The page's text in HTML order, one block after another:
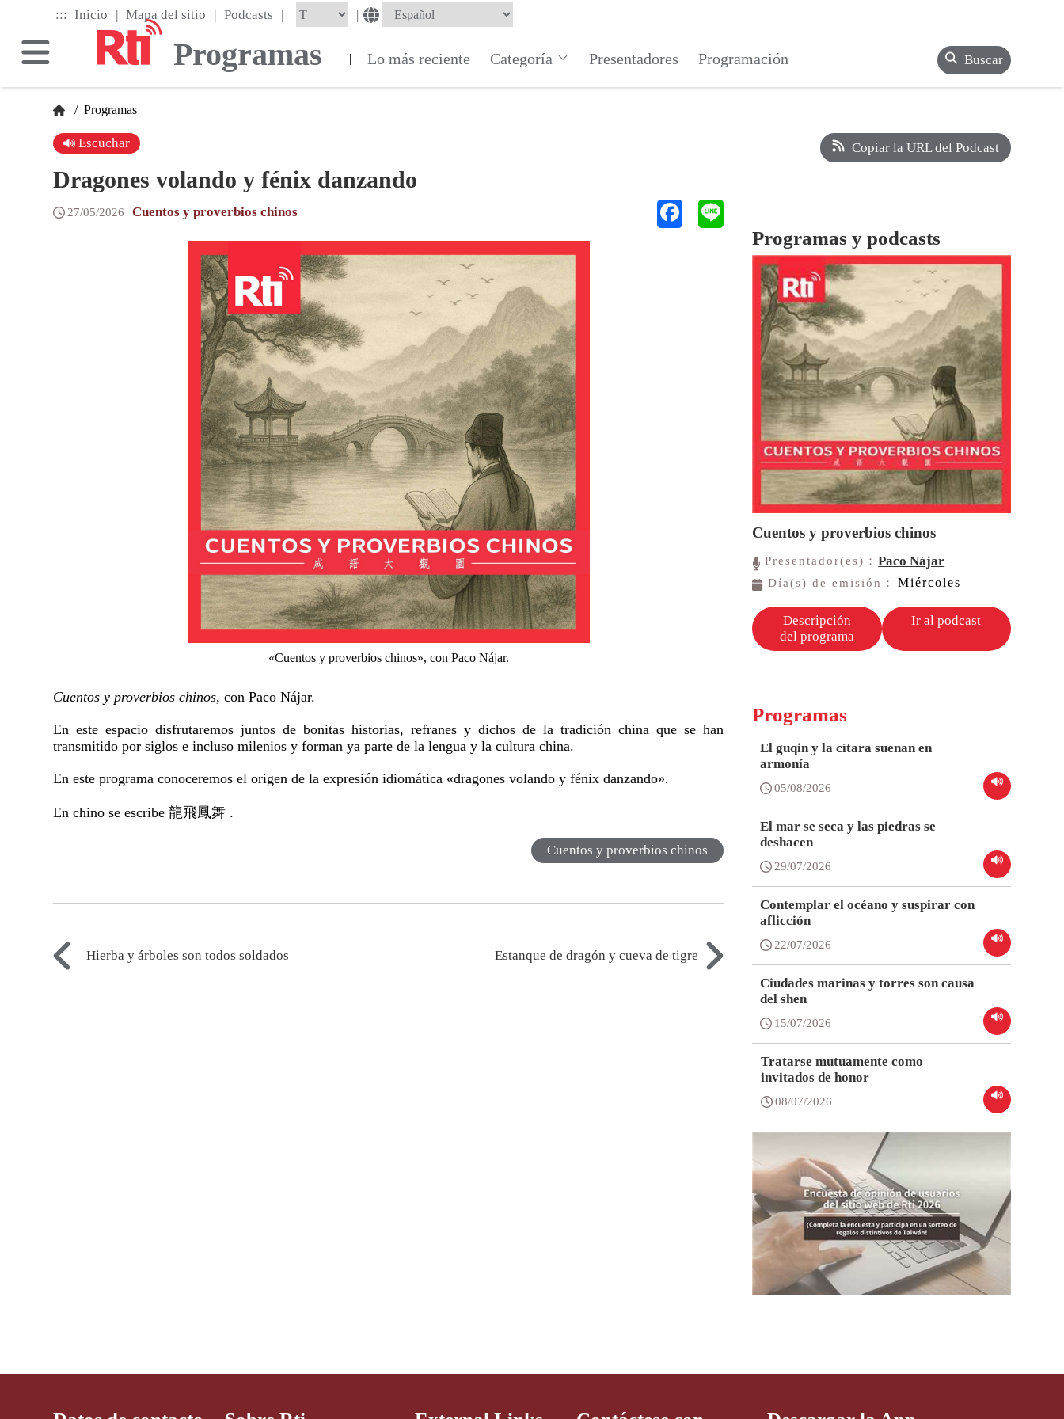
main
content
::: Inicio | Mapa del sitio | Podcasts | |
Programas | Lo más reciente Categoría Presentadores Programación Buscar
/ Programas
Escuchar
Dragones volando y fénix danzando
27/05/2026 Cuentos y proverbios chinos
«Cuentos y proverbios chinos», con Paco Nájar.
Cuentos y proverbios chinos, con Paco Nájar.
En este espacio disfrutaremos juntos de bonitas historias, refranes y dichos de la tradición china que se han
transmitido por siglos e incluso milenios y forman ya parte de la lengua y la cultura china.
En este programa conoceremos el origen de la expresión idiomática «dragones volando y fénix danzando».
En chino se escribe 龍飛鳳舞 .
Cuentos y proverbios chinos
Hierba y árboles son todos soldados Estanque de dragón y cueva de tigre
Copiar la URL del Podcast
Programas y podcasts
Cuentos y proverbios chinos
Presentador(es)：Paco Nájar
Día(s) de emisión： Miércoles
Descripción
del programa
Ir al podcast
Programas
El guqin y la cítara suenan en
armonía
05/08/2026
El mar se seca y las piedras se
deshacen
29/07/2026
Contemplar el océano y suspirar con
aflicción
22/07/2026
Ciudades marinas y torres son causa
del shen
15/07/2026
Tratarse mutuamente como
invitados de honor
08/07/2026